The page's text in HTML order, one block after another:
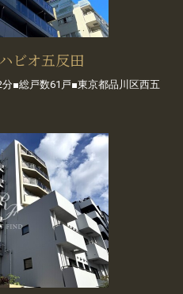
ビオ五反田
■総戸数61戸■東京都品川区西五